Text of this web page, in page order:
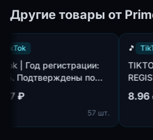
надёжные почты⚡
Другие товары от
🎵 TikTok
TikTok | Год регистрации:
2025. Подтверждены по
идет в комплекте. Страна
регистрации: Канада.
14.77 ₽
57 шт.